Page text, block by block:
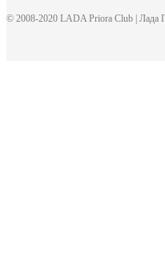
© 2008-2020 LADA Priora Club | Лада